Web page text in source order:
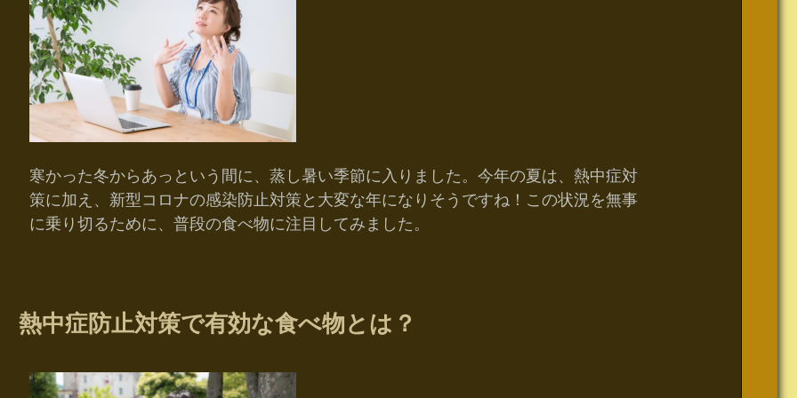
寒かった冬からあっという間に、蒸し暑い季節に入りました。今年の夏は、熱中症対
策に加え、新型コロナの感染防止対策と大変な年になりそうですね！この状況を無事
に乗り切るために、普段の食べ物に注目してみました。
熱中症防止対策で有効な食べ物とは？